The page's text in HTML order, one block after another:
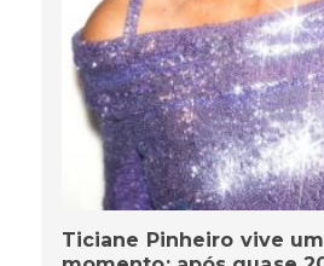
Ticiane Pinheiro vive